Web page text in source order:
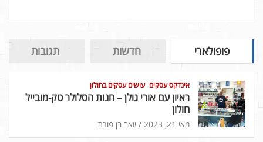
פופולארי חדשות תגובות
אינדקס עסקים עושים עסקים בחולון
ראיון עם אורי גולן – חנות הסלולר טק-מובייל
חולון
מאי 21, 2023 יואב בן פורת